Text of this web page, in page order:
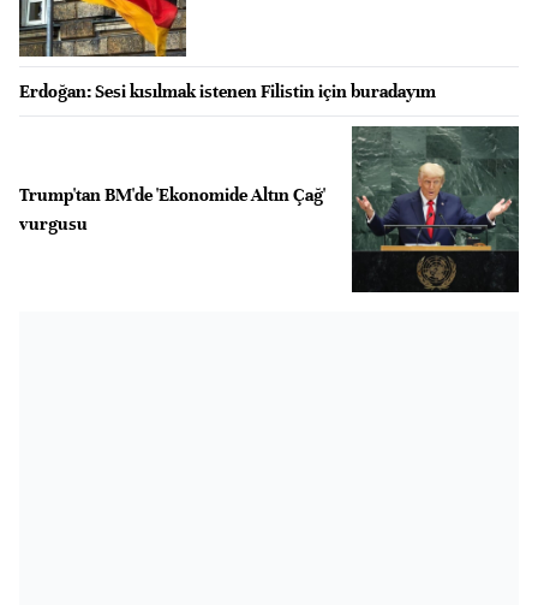
Erdoğan: Sesi kısılmak istenen Filistin için buradayım
Trump'tan BM'de 'Ekonomide Altın Çağ'
vurgusu